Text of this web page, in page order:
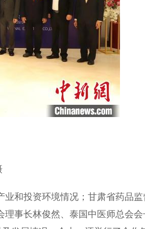
和投资环境情况；甘肃省药品监
事长林俊然、泰国中医师总会会